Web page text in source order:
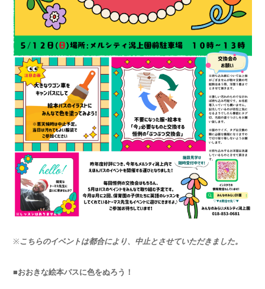
※ こちらのイベントは都合により、中止とさせていただきました。
■おおきな絵本バスに色をぬろう！